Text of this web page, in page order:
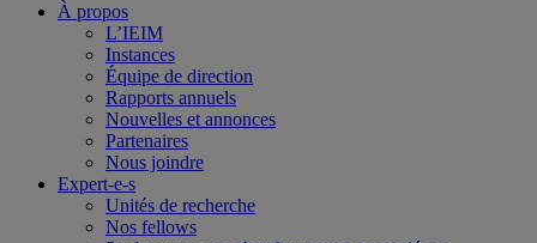
À propos
L’IEIM
Instances
Équipe de direction
Rapports annuels
Nouvelles et annonces
Partenaires
Nous joindre
Expert-e-s
Unités de recherche
Nos fellows